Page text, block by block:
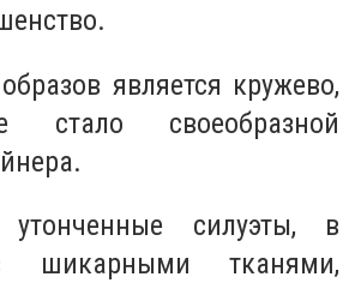
является кружево,
стало своеобразной
утонченные силуэты, в
шикарными тканями,